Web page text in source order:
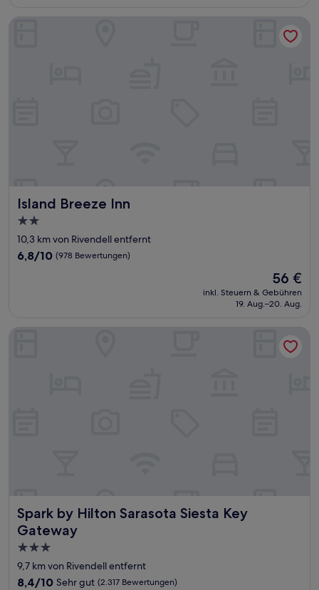
Island Breeze Inn
Island Breeze Inn
2.0-
Sterne-
Unterkunft
10,3 km von Rivendell entfernt
6.8
6,8/10 (978 Bewertungen)
Der
Preis
beträgt
56 €
inkl. Steuern & Gebühren
19. Aug.–20. Aug.
Spark by Hilton Sarasota Siesta Key
Gateway
Spark by Hilton Sarasota Siesta Key Gateway
3.0-
Sterne-
Unterkunft
9,7 km von Rivendell entfernt
8.4
8,4/10 Sehr gut (2.317 Bewertungen)
Spark by Hilton Sarasota Siesta Key Gateway